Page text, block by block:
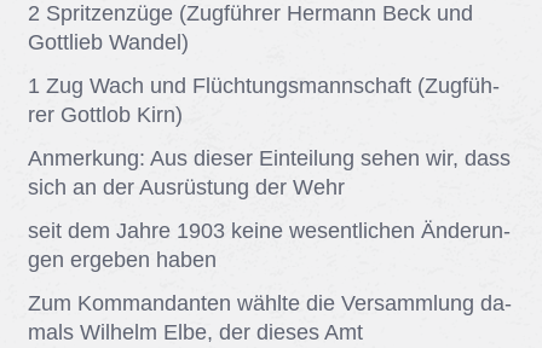
2 Sprit­zen­zü­ge (Zug­füh­rer Her­mann Beck und
Gott­lieb Wan­del)
1 Zug Wach und Flüch­tungs­mann­schaft (Zug­füh­
rer Gott­lob Kirn)
An­mer­kung: Aus die­ser Ein­tei­lung se­hen wir, dass
sich an der Aus­rüs­tung der Wehr
seit dem Jah­re 1903 kei­ne we­sent­li­chen Ände­run­
gen er­ge­ben ha­ben
Zum Kom­man­dan­ten wähl­te die Ver­samm­lung da­
mals Wil­helm Elbe, der die­ses Amt